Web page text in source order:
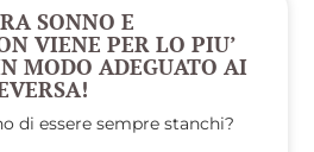
SONNO E
VIENE PER LO PIU’
MODO ADEGUATO AI
di essere sempre stanchi?